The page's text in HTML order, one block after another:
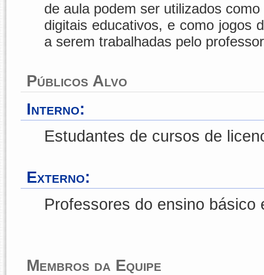
de aula podem ser utilizados
digitais educativos, e como jogos
a serem trabalhadas pelo
Públicos Alvo
Interno:
Estudantes de cursos de
Externo:
Professores do ensino
Membros da Equipe